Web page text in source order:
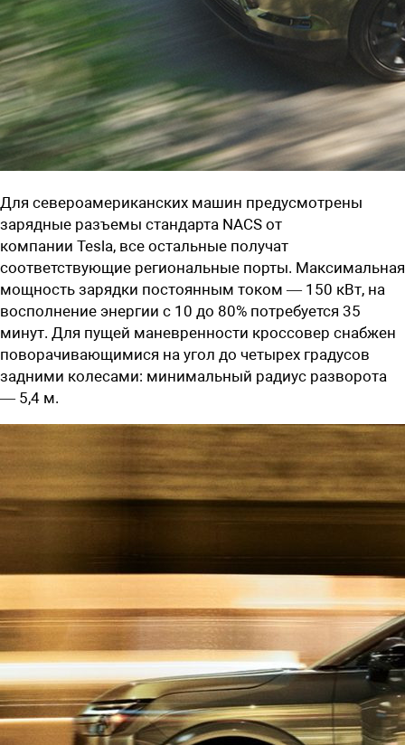
Для североамериканских машин предусмотрены
зарядные разъемы стандарта NACS от
компании Tesla, все остальные получат
соответствующие региональные порты. Максимальная
мощность зарядки постоянным током — 150 кВт, на
восполнение энергии с 10 до 80% потребуется 35
минут. Для пущей маневренности кроссовер снабжен
поворачивающимися на угол до четырех градусов
задними колесами: минимальный радиус разворота
— 5,4 м.